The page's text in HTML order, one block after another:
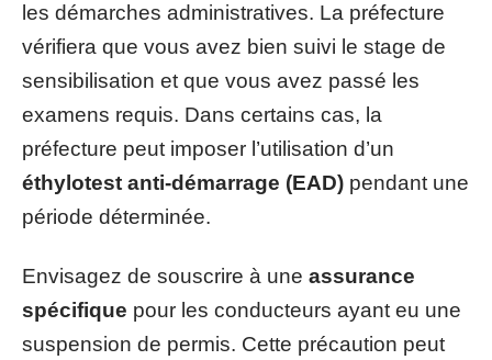
les démarches administratives. La préfecture
vérifiera que vous avez bien suivi le stage de
sensibilisation et que vous avez passé les
examens requis. Dans certains cas, la
préfecture peut imposer l’utilisation d’un
éthylotest anti-démarrage (EAD) pendant une
période déterminée.
Envisagez de souscrire à une assurance
spécifique pour les conducteurs ayant eu une
suspension de permis. Cette précaution peut